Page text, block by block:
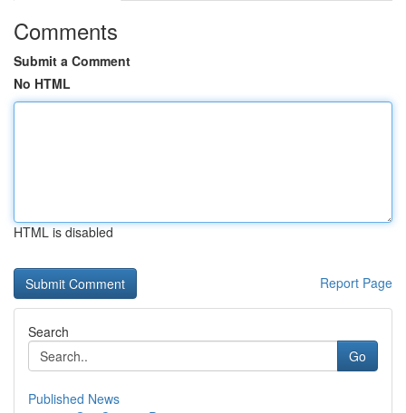
Comments
Submit a Comment
No HTML
HTML is disabled
Report Page
Search
Go
Published News